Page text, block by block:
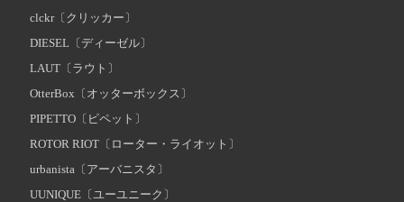
clckr〔クリッカー〕
DIESEL〔ディーゼル〕
LAUT〔ラウト〕
OtterBox〔オッターボックス〕
PIPETTO〔ピペット〕
ROTOR RIOT〔ローター・ライオット〕
urbanista〔アーバニスタ〕
UUNIQUE〔ユーユニーク〕